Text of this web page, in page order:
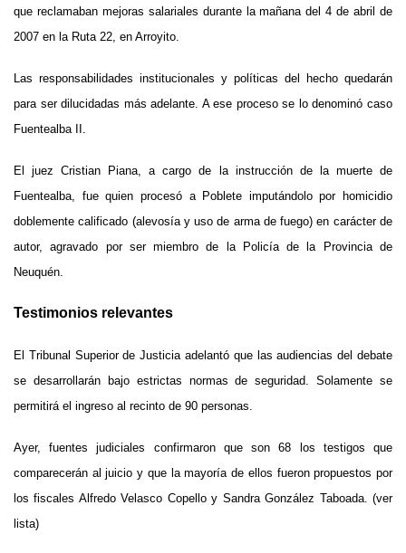
que reclamaban mejoras salariales durante la mañana del 4 de abril de
2007 en la Ruta 22, en Arroyito.
Las responsabilidades institucionales y políticas del hecho quedarán
para ser dilucidadas más adelante. A ese proceso se lo denominó caso
Fuentealba II.
El juez Cristian Piana, a cargo de la instrucción de la muerte de
Fuentealba, fue quien procesó a Poblete imputándolo por homicidio
doblemente calificado (alevosía y uso de arma de fuego) en carácter de
autor, agravado por ser miembro de la Policía de la Provincia de
Neuquén.
Testimonios relevantes
El Tribunal Superior de Justicia adelantó que las audiencias del debate
se desarrollarán bajo estrictas normas de seguridad. Solamente se
permitirá el ingreso al recinto de 90 personas.
Ayer, fuentes judiciales confirmaron que son 68 los testigos que
comparecerán al juicio y que la mayoría de ellos fueron propuestos por
los fiscales Alfredo Velasco Copello y Sandra González Taboada. (ver
lista)